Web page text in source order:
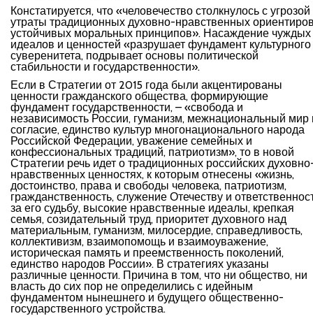
Констатируется, что «человечество столкнулось с угрозой
утраты традиционных духовно-нравственных
устойчивых моральных принципов». Насаждение чуждых
идеалов и ценностей «разрушает фундамент культурного
суверенитета, подрывает основы политической
стабильности и государственности».
Если в Стратегии от 2015 года были акцентированы
ценности гражданского общества, формирующие
фундамент государственности, – «свобода и
независимость России, гуманизм, межнациональный мир
согласие, единство культур многонационального народа
Российской Федерации, уважение семейных и
конфессиональных традиций, патриотизм», то в новой
Стратегии речь идет о традиционных российских
нравственных ценностях, к которым отнесены «жизнь,
достоинство, права и свободы человека, патриотизм,
гражданственность, служение Отечеству и
за его судьбу, высокие нравственные идеалы, крепкая
семья, созидательный труд, приоритет духовного над
материальным, гуманизм, милосердие, справедливость,
коллективизм, взаимопомощь и взаимоуважение,
историческая память и преемственность поколений,
единство народов России». В стратегиях указаны
различные ценности. Причина в том, что ни общество, ни
власть до сих пор не определились с идейным
фундаментом нынешнего и будущего общественно-
государственного устройства.